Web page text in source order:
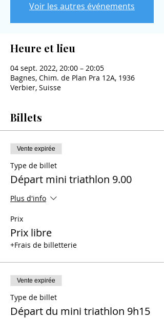
Voir les autres événements
Heure et lieu
04 sept. 2022, 20:00 – 20:05
Bagnes, Chim. de Plan Pra 12A, 1936
Verbier, Suisse
Billets
Vente expirée
Type de billet
Départ mini triathlon 9.00
Plus d'info
Prix
Prix libre
+Frais de billetterie
Vente expirée
Type de billet
Départ du mini triathlon 9h15